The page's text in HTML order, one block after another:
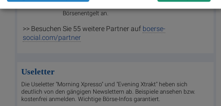
gettex fallen grundsätzlich weder Maklercourtage noch
Börsenentgelt an.
>> Besuchen Sie 55 weitere Partner auf boerse-
social.com/partner
Useletter
Die Useletter "Morning Xpresso" und "Evening Xtrakt" heben sich
deutlich von den gängigen Newslettern ab. Beispiele ansehen bzw.
kostenfrei anmelden. Wichtige Börse-Infos garantiert.